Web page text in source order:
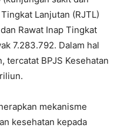
Lanjutan (RJTL)
Rawat Inap Tingkat
7.283.792. Dalam hal
tercatat BPJS Kesehatan
mekanisme
kesehatan kepada